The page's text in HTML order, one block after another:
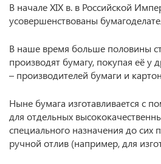
В начале XIX в. в Российской
усовершенствованы
В наше время больше половины
производят бумагу, покупая её у
– производителей бумаги и
Ныне бумага изготавливается с
для отдельных
специального назначения до сих
ручной отлив (например, для